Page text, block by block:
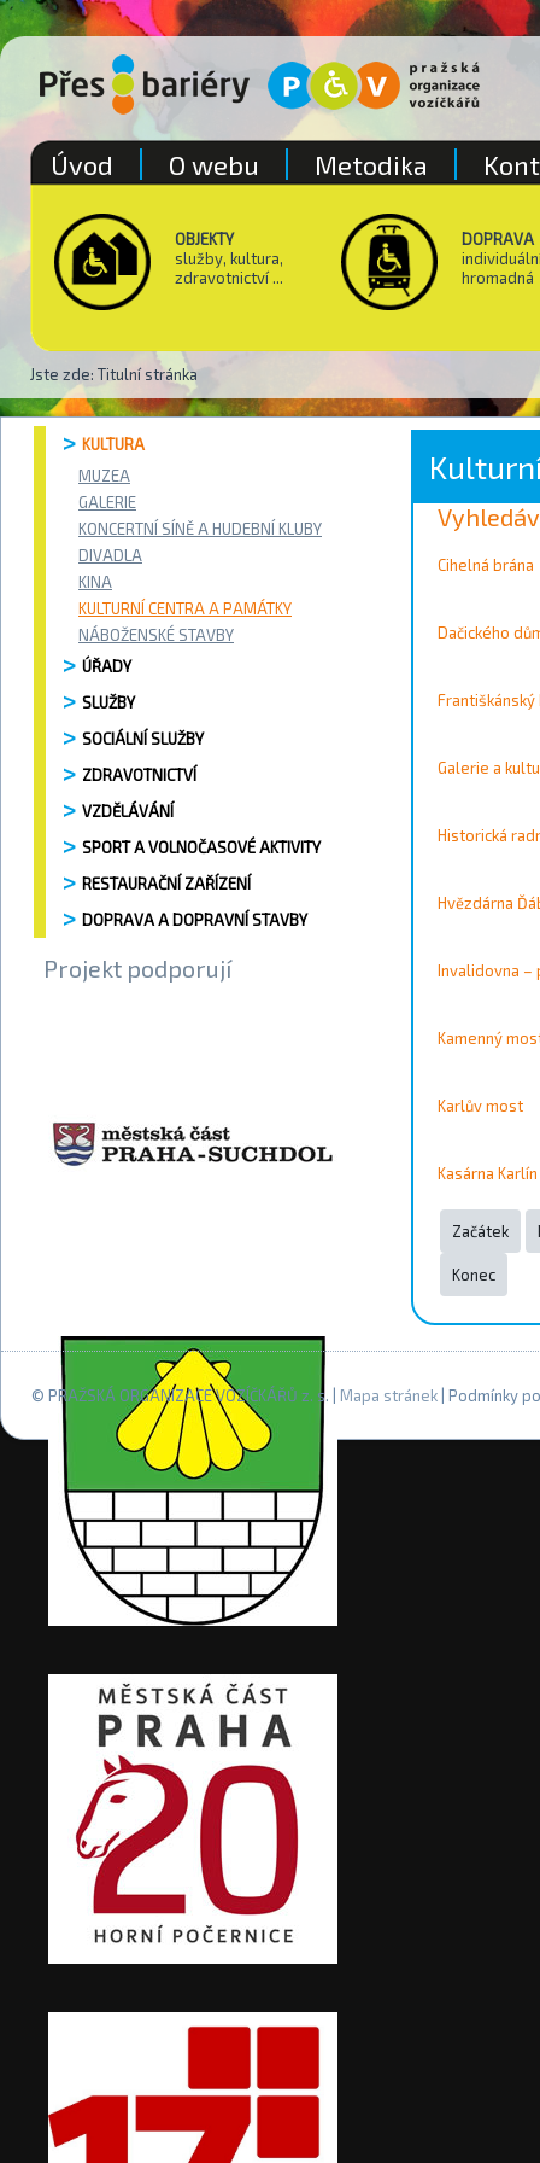
OBJEKTY
služby, kultura,
zdravotnictví ...
DOPRAVA
hromadná
Jste zde: Titulní stránka
Úvod O webu Metodika
KULTURA
MUZEA
GALERIE
KONCERTNÍ SÍNĚ A HUDEBNÍ KLUBY
DIVADLA
KINA
KULTURNÍ CENTRA A PAMÁTKY
NÁBOŽENSKÉ STAVBY
ÚŘADY
SLUŽBY
SOCIÁLNÍ SLUŽBY
ZDRAVOTNICTVÍ
VZDĚLÁVÁNÍ
SPORT A VOLNOČASOVÉ AKTIVITY
RESTAURAČNÍ ZAŘÍZENÍ
DOPRAVA A DOPRAVNÍ STAVBY
Projekt podporují
Vyhledat
Kontakty
Město
Strana 3
Cihelná brána
Dačického
Galerie a
Historická
Hvězdárna
Invalidovna –
Kamenný
Karlův most
Kasárna Karlín
Začátek
Konec
© PRAŽSKÁ ORGANIZACE VOZÍČKÁŘŮ z. s. | Mapa stránek | Podmínky